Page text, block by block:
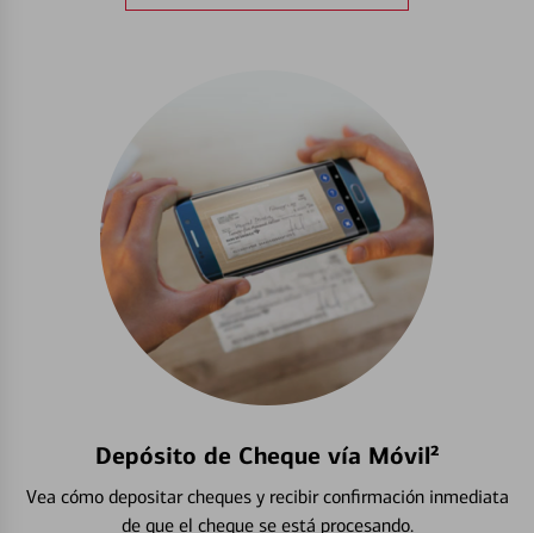
Depósito de Cheque vía Móvil²
Vea cómo depositar cheques y recibir confirmación inmediata
de que el cheque se está procesando.